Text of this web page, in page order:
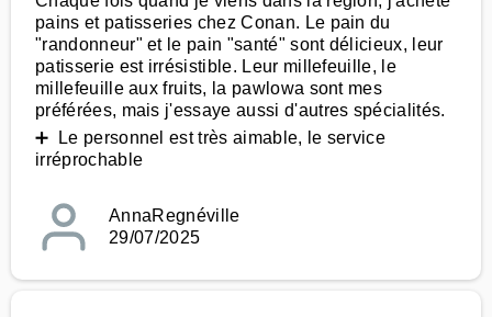
pains et patisseries chez Conan. Le pain du
"randonneur" et le pain "santé" sont délicieux, leur
patisserie est irrésistible. Leur millefeuille, le
millefeuille aux fruits, la pawlowa sont mes
préférées, mais j'essaye aussi d'autres spécialités.
➕ Le personnel est très aimable, le service
irréprochable
AnnaRegnéville
29/07/2025